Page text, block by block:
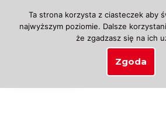
Przejdź
Ta strona korzysta z ciasteczek aby
najwyższym poziomie. Dalsze
że zgadzasz się na ich
Zgoda